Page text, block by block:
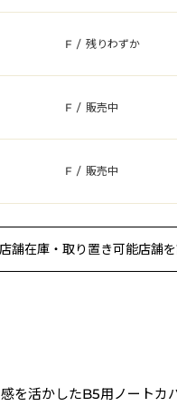
F / 残りわずか
F / 販売中
F / 販売中
店舗在庫・取り置き可能店舗
を活かしたB5用ノートカ